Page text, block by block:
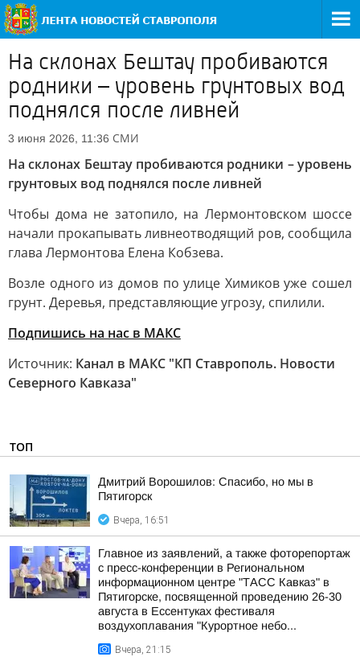
На склонах Бештау пробиваются
родники – уровень грунтовых вод
поднялся после ливней
3 июня 2026, 11:36 СМИ
На склонах Бештау пробиваются родники – уровень
грунтовых вод поднялся после ливней
Чтобы дома не затопило, на Лермонтовском шоссе
начали прокапывать ливнеотводящий ров, сообщила
глава Лермонтова Елена Кобзева.
Возле одного из домов по улице Химиков уже сошел
грунт. Деревья, представляющие угрозу, спилили.
Подпишись на нас в МАКС
Источник: Канал в МАКС "КП Ставрополь. Новости
Северного Кавказа"
ТОП
Дмитрий Ворошилов: Спасибо, но мы в
Пятигорск
Вчера, 16:51
Главное из заявлений, а также фоторепортаж
с пресс-конференции в Региональном
информационном центре "ТАСС Кавказ" в
Пятигорске, посвященной проведению 26-30
августа в Ессентуках фестиваля
воздухоплавания "Курортное небо...
Вчера, 21:15